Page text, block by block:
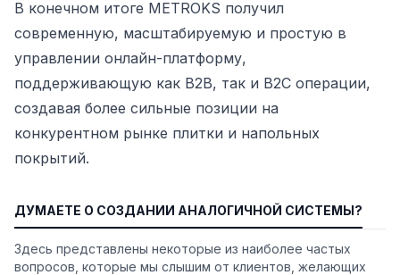
В конечном итоге METROKS получил
современную, масштабируемую и простую в
управлении онлайн-платформу,
поддерживающую как B2B, так и B2C операции,
создавая более сильные позиции на
конкурентном рынке плитки и напольных
покрытий.
ДУМАЕТЕ О СОЗДАНИИ АНАЛОГИЧНОЙ СИСТЕМЫ?
Здесь представлены некоторые из наиболее частых
вопросов, которые мы слышим от клиентов, желающих